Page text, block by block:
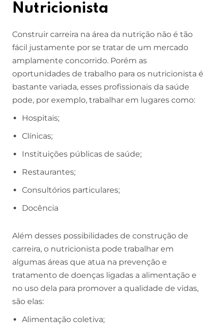
Nutricionista
Construir carreira na área da nutrição não é tão
fácil justamente por se tratar de um mercado
amplamente concorrido. Porém as
oportunidades de trabalho para os nutricionista é
bastante variada, esses profissionais da saúde
pode, por exemplo, trabalhar em lugares como:
Hospitais;
Clínicas;
Instituições públicas de saúde;
Restaurantes;
Consultórios particulares;
Docência
Além desses possibilidades de construção de
carreira, o nutricionista pode trabalhar em
algumas áreas que atua na prevenção e
tratamento de doenças ligadas a alimentação e
no uso dela para promover a qualidade de vidas,
são elas:
Alimentação coletiva;